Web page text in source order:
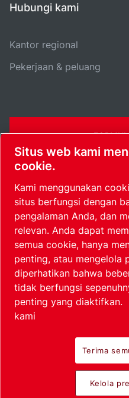
Hubungi kami
Kantor regional
Pekerjaan & peluang
Peta situsKelola
Produk
Diterapkan
Situs web kami
cookie.
Kami menggunakan
situs berfungsi dengan
pengalaman Anda, dan
relevan. Anda dapat
semua cookie, hanya
penting, atau mengelola
diperhatikan bahwa
tidak berfungsi
penting yang diaktifkan.
kami
Terima
Kelola